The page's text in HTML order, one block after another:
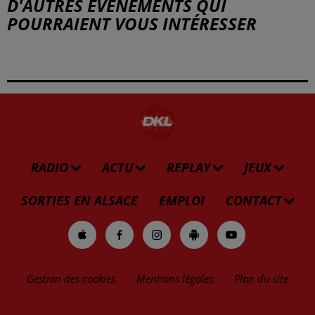
D'AUTRES ÉVÉNEMENTS QUI
POURRAIENT VOUS INTÉRESSER
RADIO ACTU REPLAY
JEUX
SORTIES EN ALSACE
EMPLOI CONTACT
Gestion des cookies Mentions légales Plan du site